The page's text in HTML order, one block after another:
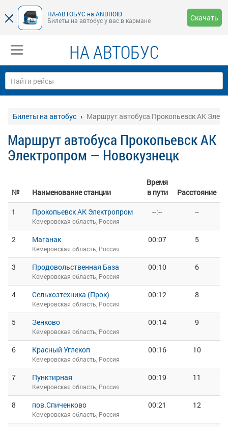
НА-АВТОБУС на ANDROID
Билеты на автобус у вас в кармане
Скачать
НА АВТОБУС
Билеты на автобус Маршрут автобуса Прокопьевск АК
Маршрут автобуса Прокопьевск АК
Электропром — Новокузнецк
№ Наименование станции
Время
в пути
Расстояние
1
Прокопьевск АК Электропром
Кемеровская область, Россия
--:-- --
2 Маганак
Кемеровская область, Россия
00:07 5
3 Продовольственная База
Кемеровская область, Россия
00:10 6
4 Сельхозтехника (Прок)
Кемеровская область, Россия
00:12 8
5 Зенково
Кемеровская область, Россия
00:14 9
6 Красный Углекоп
Кемеровская область, Россия
00:16 10
7 Пунктирная
Кемеровская область, Россия
00:19 11
8 пов.Спиченково
Кемеровская область, Россия
00:21 12